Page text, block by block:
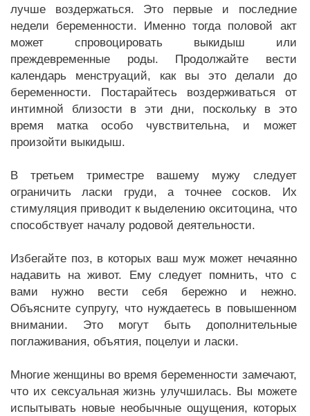
лучше воздержаться. Это первые и последние
недели беременности. Именно тогда половой акт
может спровоцировать выкидыш или
преждевременные роды. Продолжайте вести
календарь менструаций, как вы это делали до
беременности. Постарайтесь воздерживаться от
интимной близости в эти дни, поскольку в это
время матка особо чувствительна, и может
произойти выкидыш.
В третьем триместре вашему мужу следует
ограничить ласки груди, а точнее сосков. Их
стимуляция приводит к выделению окситоцина, что
способствует началу родовой деятельности.
Избегайте поз, в которых ваш муж может нечаянно
надавить на живот. Ему следует помнить, что с
вами нужно вести себя бережно и нежно.
Объясните супругу, что нуждаетесь в повышенном
внимании. Это могут быть дополнительные
поглаживания, объятия, поцелуи и ласки.
Многие женщины во время беременности замечают,
что их сексуальная жизнь улучшилась. Вы можете
испытывать новые необычные ощущения, которых